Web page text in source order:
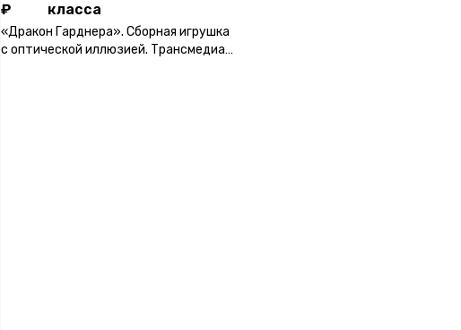
₽
класса
«Дракон Гарднера». Сборная игрушка
с оптической иллюзией. Трансмедиа